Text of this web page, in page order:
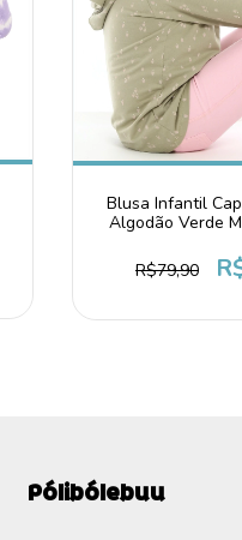
Blusa Infantil
Algodão Verde
R$79,90
Pólibólebuu